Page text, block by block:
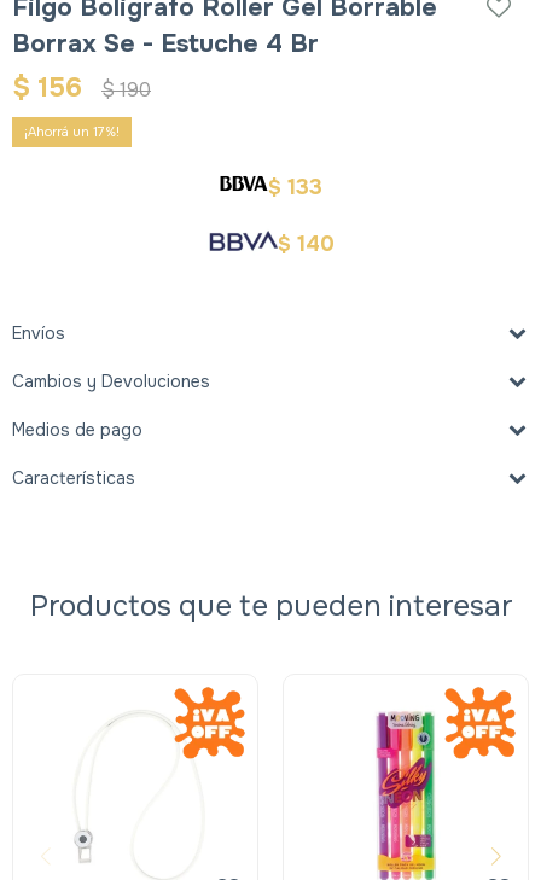
Filgo Boligrafo Roller Gel Borrable
Borrax Se - Estuche 4 Br
$ 156 $190
17
$ 133
$ 140
Envíos
Cambios y Devoluciones
Medios de pago
Características
Productos que te pueden interesar